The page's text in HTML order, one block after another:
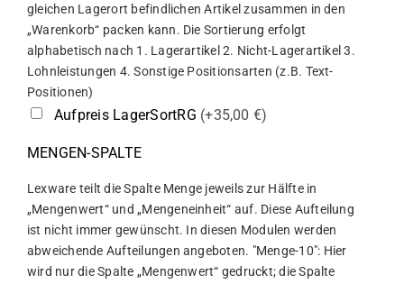
gleichen Lagerort befindlichen Artikel zusammen in den
„Warenkorb“ packen kann. Die Sortierung erfolgt
alphabetisch nach 1. Lagerartikel 2. Nicht-Lagerartikel 3.
Lohnleistungen 4. Sonstige Positionsarten (z.B. Text-
Positionen)
Aufpreis LagerSortRG (+35,00 €)
MENGEN-SPALTE
Lexware teilt die Spalte Menge jeweils zur Hälfte in
„Mengenwert“ und „Mengeneinheit“ auf. Diese Aufteilung
ist nicht immer gewünscht. In diesen Modulen werden
abweichende Aufteilungen angeboten. "Menge-10": Hier
wird nur die Spalte „Mengenwert“ gedruckt; die Spalte